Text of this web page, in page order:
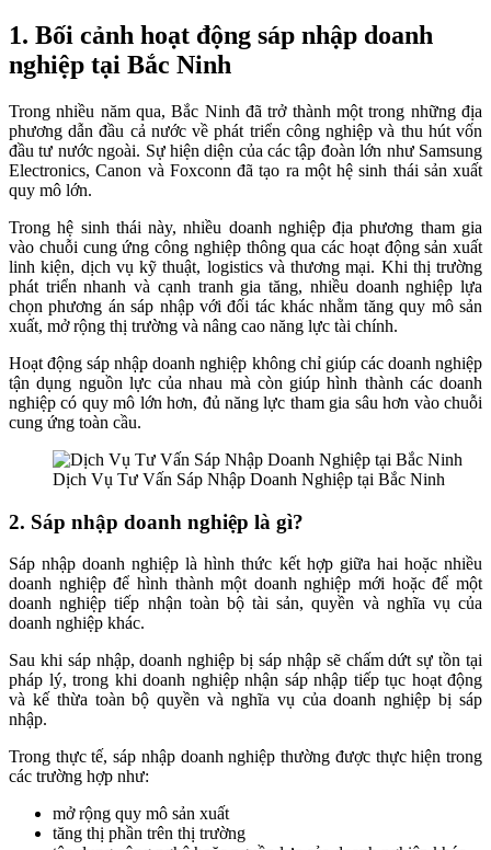
1. Bối cảnh hoạt động sáp nhập doanh
nghiệp tại Bắc Ninh
Trong nhiều năm qua, Bắc Ninh đã trở thành một trong những địa
phương dẫn đầu cả nước về phát triển công nghiệp và thu hút vốn
đầu tư nước ngoài. Sự hiện diện của các tập đoàn lớn như Samsung
Electronics, Canon và Foxconn đã tạo ra một hệ sinh thái sản xuất
quy mô lớn.
Trong hệ sinh thái này, nhiều doanh nghiệp địa phương tham gia
vào chuỗi cung ứng công nghiệp thông qua các hoạt động sản xuất
linh kiện, dịch vụ kỹ thuật, logistics và thương mại. Khi thị trường
phát triển nhanh và cạnh tranh gia tăng, nhiều doanh nghiệp lựa
chọn phương án sáp nhập với đối tác khác nhằm tăng quy mô sản
xuất, mở rộng thị trường và nâng cao năng lực tài chính.
Hoạt động sáp nhập doanh nghiệp không chỉ giúp các doanh nghiệp
tận dụng nguồn lực của nhau mà còn giúp hình thành các doanh
nghiệp có quy mô lớn hơn, đủ năng lực tham gia sâu hơn vào chuỗi
cung ứng toàn cầu.
Dịch Vụ Tư Vấn Sáp Nhập Doanh Nghiệp tại Bắc Ninh
2. Sáp nhập doanh nghiệp là gì?
Sáp nhập doanh nghiệp là hình thức kết hợp giữa hai hoặc nhiều
doanh nghiệp để hình thành một doanh nghiệp mới hoặc để một
doanh nghiệp tiếp nhận toàn bộ tài sản, quyền và nghĩa vụ của
doanh nghiệp khác.
Sau khi sáp nhập, doanh nghiệp bị sáp nhập sẽ chấm dứt sự tồn tại
pháp lý, trong khi doanh nghiệp nhận sáp nhập tiếp tục hoạt động
và kế thừa toàn bộ quyền và nghĩa vụ của doanh nghiệp bị sáp
nhập.
Trong thực tế, sáp nhập doanh nghiệp thường được thực hiện trong
các trường hợp như:
mở rộng quy mô sản xuất
tăng thị phần trên thị trường